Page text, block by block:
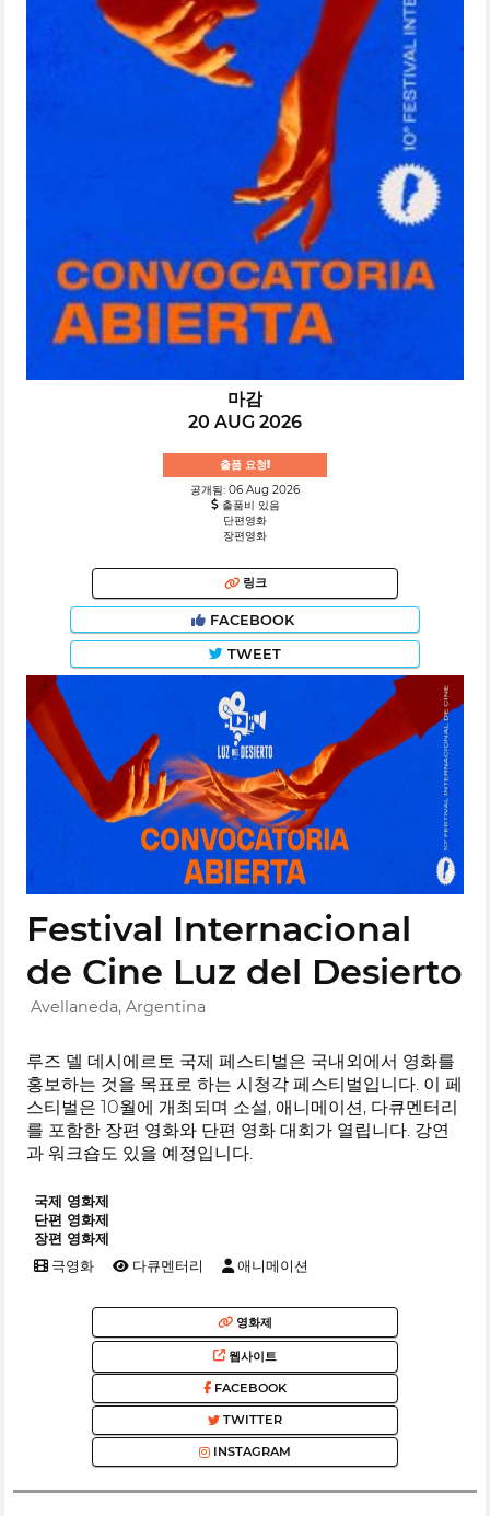
마감
20 AUG 2026
출품 요청!
공개됨: 06 Aug 2026
출품비 있음
단편영화
장편영화
링크
FACEBOOK
TWEET
Festival Internacional
de Cine Luz del Desierto
Avellaneda, Argentina
루즈 델 데시에르토 국제 페스티벌은 국내외에서 영화를
홍보하는 것을 목표로 하는 시청각 페스티벌입니다. 이 페
스티벌은 10월에 개최되며 소설, 애니메이션, 다큐멘터리
를 포함한 장편 영화와 단편 영화 대회가 열립니다. 강연
과 워크숍도 있을 예정입니다.
국제 영화제
단편 영화제
장편 영화제
극영화 다큐멘터리 애니메이션
영화제
웹사이트
FACEBOOK
TWITTER
INSTAGRAM